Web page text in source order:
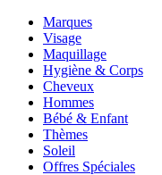
Marques
Visage
Maquillage
Hygiène & Corps
Cheveux
Hommes
Bébé & Enfant
Thèmes
Soleil
Offres Spéciales